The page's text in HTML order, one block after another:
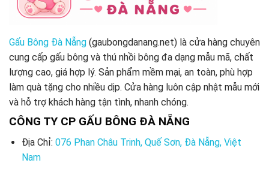
Gấu Bông Đà Nẵng (gaubongdanang.net) là cửa hàng chuyên
cung cấp gấu bông và thú nhồi bông đa dạng mẫu mã, chất
lượng cao, giá hợp lý. Sản phẩm mềm mại, an toàn, phù hợp
làm quà tặng cho nhiều dịp. Cửa hàng luôn cập nhật mẫu mới
và hỗ trợ khách hàng tận tình, nhanh chóng.
CÔNG TY CP GẤU BÔNG ĐÀ NẴNG
Địa Chỉ: 076 Phan Châu Trinh, Quế Sơn, Đà Nẵng, Việt
Nam